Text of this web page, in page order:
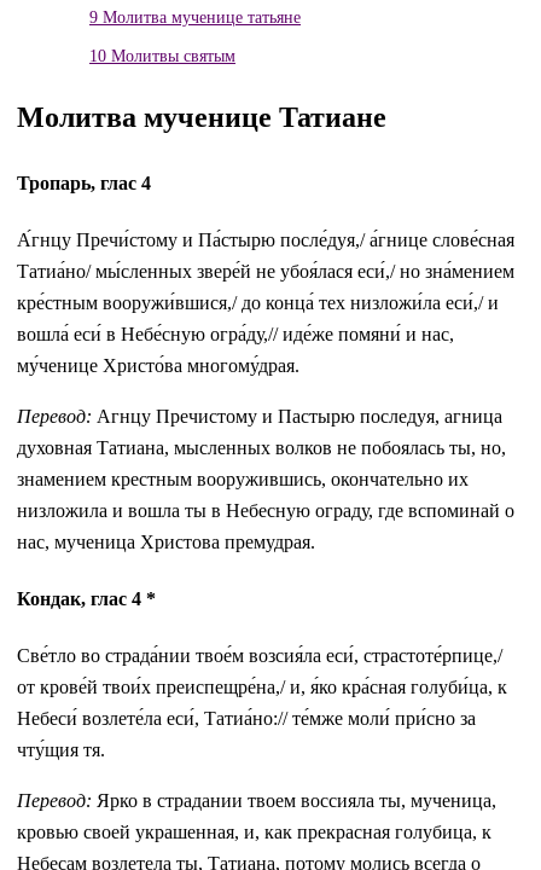
9 Молитва мученице татьяне
10 Молитвы святым
Молитва мученице Татиане
Тропарь, глас 4
А́гнцу Пречи́стому и Па́стырю после́дуя,/ а́гнице слове́сная
Татиа́но/ мы́сленных звере́й не убоя́лася еси́,/ но зна́мением
кре́стным вооружи́вшися,/ до конца́ тех низложи́ла еси́,/ и
вошла́ еси́ в Небе́сную огра́ду,// иде́же помяни́ и нас,
му́ченице Христо́ва многому́драя.
Перевод: Агнцу Пречистому и Пастырю последуя, агница
духовная Татиана, мысленных волков не побоялась ты, но,
знамением крестным вооружившись, окончательно их
низложила и вошла ты в Небесную ограду, где вспоминай о
нас, мученица Христова премудрая.
Кондак, глас 4 *
Све́тло во страда́нии твое́м возсия́ла еси́, страстоте́рпице,/
от крове́й твои́х преиспещре́на,/ и, я́ко кра́сная голуби́ца, к
Небеси́ возлете́ла еси́, Татиа́но:// те́мже моли́ при́сно за
чту́щия тя.
Перевод: Ярко в страдании твоем воссияла ты, мученица,
кровью своей украшенная, и, как прекрасная голубица, к
Небесам возлетела ты, Татиана, потому молись всегда о